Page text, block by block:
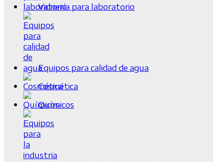
Vidriería para laboratorio
Equipos para calidad de agua
Cosmética
Químicos